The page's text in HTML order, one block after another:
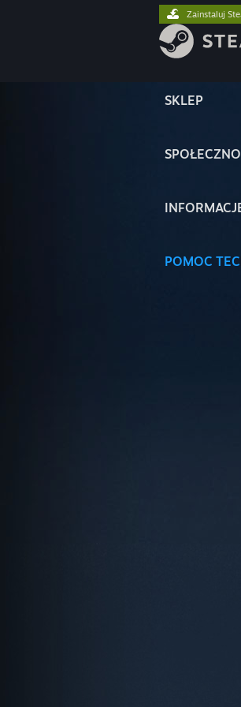
SKLEP
POMOC
Zainstaluj